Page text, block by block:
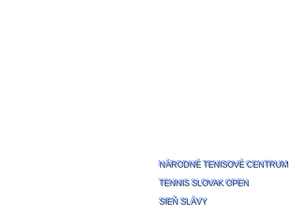
NÁRODNÉ TENISOVÉ CENTRUM
TENNIS SLOVAK OPEN
SIEŇ SLÁVY